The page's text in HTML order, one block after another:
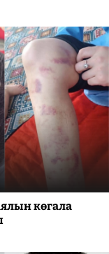
көгала